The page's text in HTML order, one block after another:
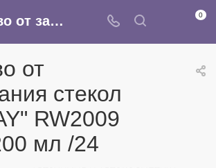
Средство от запотевания стекол "RUNWAY" RW2009 спрей, 200 мл /24 - купить в интернет-магазине Армина 0
от
стекол
RW2009
мл /24